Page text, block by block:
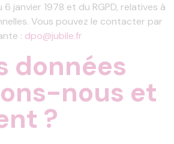
janvier 1978 et du RGPD, relatives à
Vous pouvez le contacter par
: dpo@jubile.fr
données
nous et
?